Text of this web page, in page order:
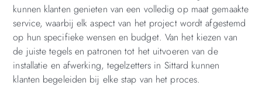
kunnen klanten genieten van een volledig op maat gemaakte
service, waarbij elk aspect van het project wordt afgestemd
op hun specifieke wensen en budget. Van het kiezen van
de juiste tegels en patronen tot het uitvoeren van de
installatie en afwerking, tegelzetters in Sittard kunnen
klanten begeleiden bij elke stap van het proces.